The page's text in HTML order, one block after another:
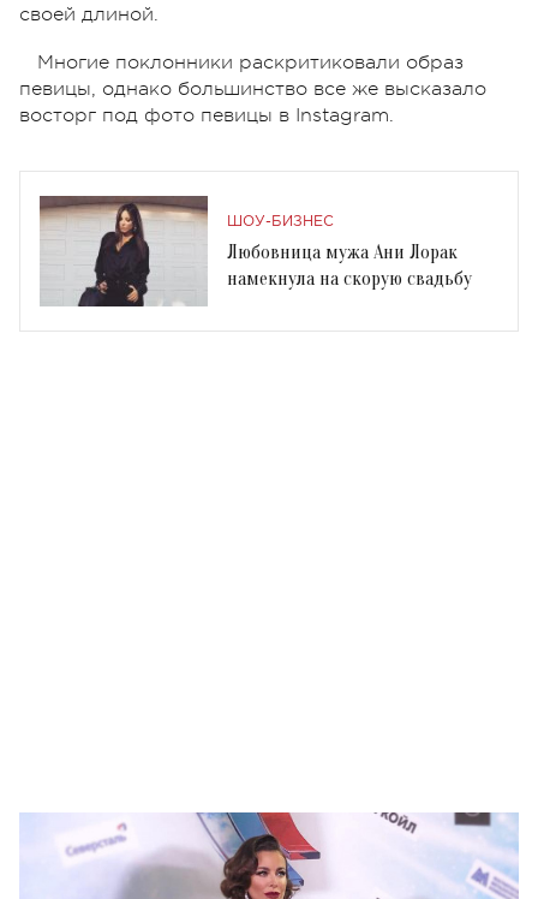
своей длиной.
Многие поклонники раскритиковали образ
певицы, однако большинство все же высказало
восторг под фото певицы в Instagram.
ШОУ-БИЗНЕС
Любовница мужа Ани Лорак
намекнула на скорую свадьбу